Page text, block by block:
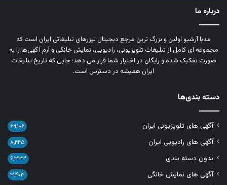
درباره ما
مدیا آرشیو اولین و بزرگ‌ ترین مرجع دیجیتال تیزرهای تبلیغاتی ایران است که
مجموعه‌ ای کامل از تبلیغات تلویزیونی، رادیویی، نمایش خانگی و آرم‌ آگهی‌ها را به‌
صورت تفکیک‌ شده و رایگان در اختیار شما قرار می‌ دهد؛ جایی که تاریخ تبلیغات
ایران همیشه در دسترس است.
دسته بندی‌ها
آگهی های تلویزیونی ایران ۶۹,۱۰۶
آگهی های رادیویی ایران ۸,۴۴۵
بدون دسته بندی ۶,۳۳۳
آگهی های نمایش خانگی ۳,۴۰۳